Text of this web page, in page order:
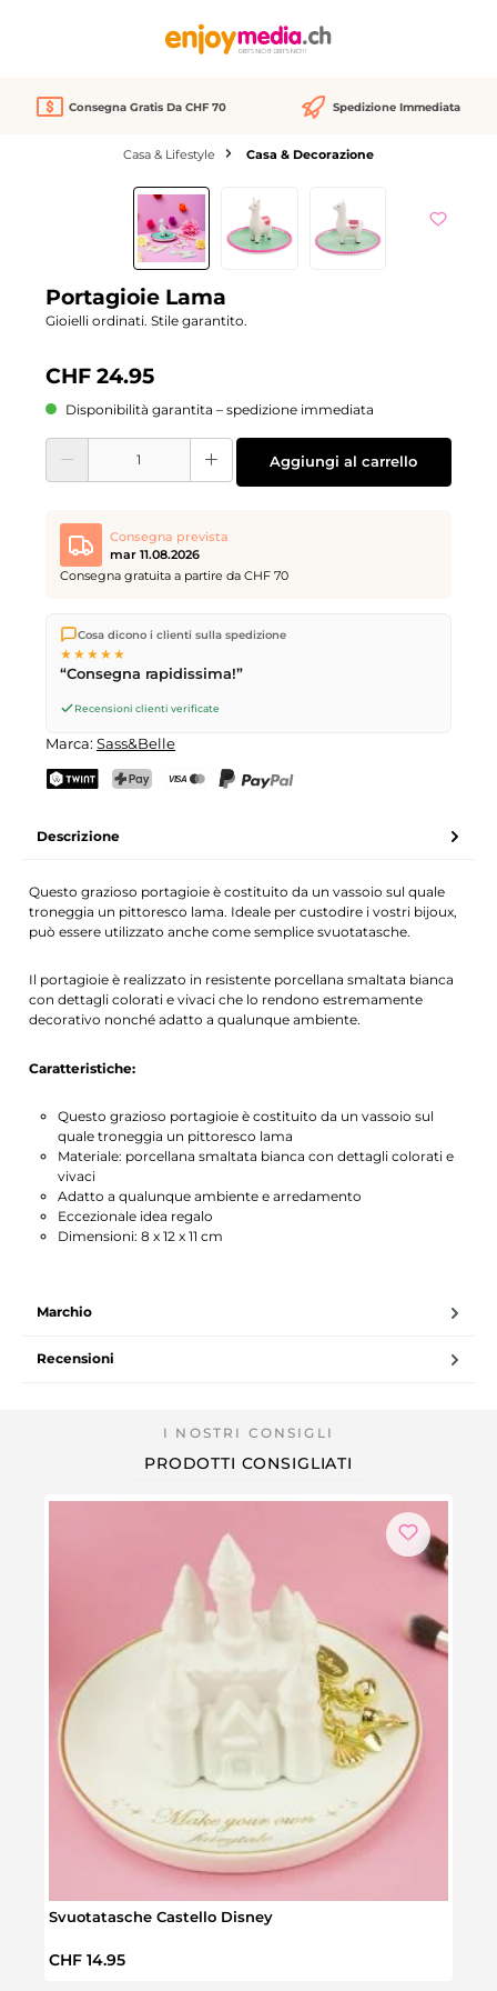
Consegna Gratis Da CHF 70 Spedizione Immediata
Casa & Lifestyle Casa & Decorazione
Salta la galleria di immagini
Portagioie Lama
Gioielli ordinati. Stile garantito.
CHF 24.95
Disponibilità garantita – spedizione immediata
Quantità del prodotto: inserisci la quantità desiderata o usa i pulsanti per
Aggiungi al carrello
Consegna prevista
mar 11.08.2026
Consegna gratuita a partire da CHF 70
Spediamo direttamente dal nostro magazzino a Kriens, in
Svizzera.Consegna gratuitaa partire da
effettuati entro le
giorno lavorativo successivo
Cosa dicono i clienti sulla spedizione
★★★★★
“Consegna rapidissima!”
Recensioni clienti verificate
Marca: Sass&Belle
Descrizione
Questo grazioso portagioie è costituito da un vassoio sul quale
troneggia un pittoresco lama. Ideale per custodire i vostri bijoux,
può essere utilizzato anche come semplice svuotatasche.
Il portagioie è realizzato in resistente porcellana smaltata bianca
con dettagli colorati e vivaci che lo rendono estremamente
decorativo nonché adatto a qualunque ambiente.
Caratteristiche:
Questo grazioso portagioie è costituito da un vassoio sul
quale troneggia un pittoresco lama
Materiale: porcellana smaltata bianca con dettagli colorati e
vivaci
Adatto a qualunque ambiente e arredamento
Eccezionale idea regalo
Dimensioni: 8 x 12 x 11 cm
Marchio
Recensioni
PRODOTTI CONSIGLIATI
Svuotatasche Castello Disney
Prezzo normale:
CHF 14.95